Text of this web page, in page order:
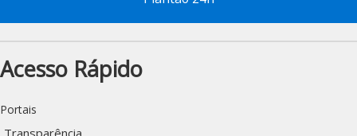
Acesso Rápido
Portais
Transparência